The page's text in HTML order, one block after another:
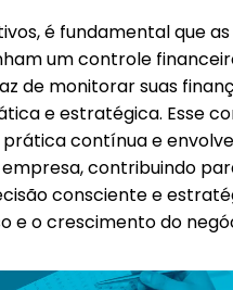
é fundamental que as
um controle
de monitorar suas
e estratégica. Esse
prática contínua e
contribuindo
consciente e
e o crescimento do